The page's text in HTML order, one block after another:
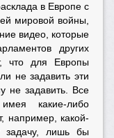
в Европе с
мировой войны,
видео, которые
других
что для Европы
не задавить эти
не задавить. Все
какие-либо
например, какой-
задачу, лишь бы